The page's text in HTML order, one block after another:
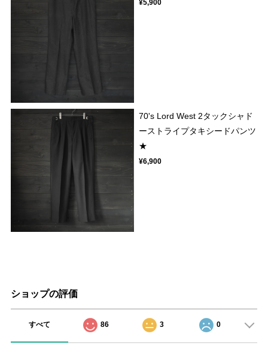
¥5,900
70's Lord West 2タックシャド
ーストライプタキシードパンツ
★
¥6,900
ショップの評価
すべて 86 3 0